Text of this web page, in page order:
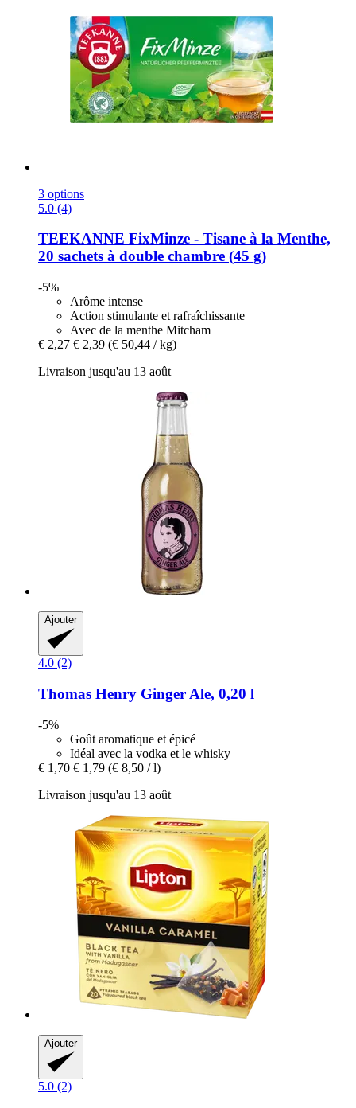
3 options
5.0 (4)
TEEKANNE FixMinze -​ Tisane à la Menthe,
20 sachets à double chambre (45 g)
-5%
Arôme intense
Action stimulante et rafraîchissante
Avec de la menthe Mitcham
€ 2,27 € 2,39 (€ 50,44 / kg)
Livraison jusqu'au 13 août
Ajouter
4.0 (2)
Thomas Henry Ginger Ale, 0,20 l
-5%
Goût aromatique et épicé
Idéal avec la vodka et le whisky
€ 1,70 € 1,79 (€ 8,50 / l)
Livraison jusqu'au 13 août
Ajouter
5.0 (2)